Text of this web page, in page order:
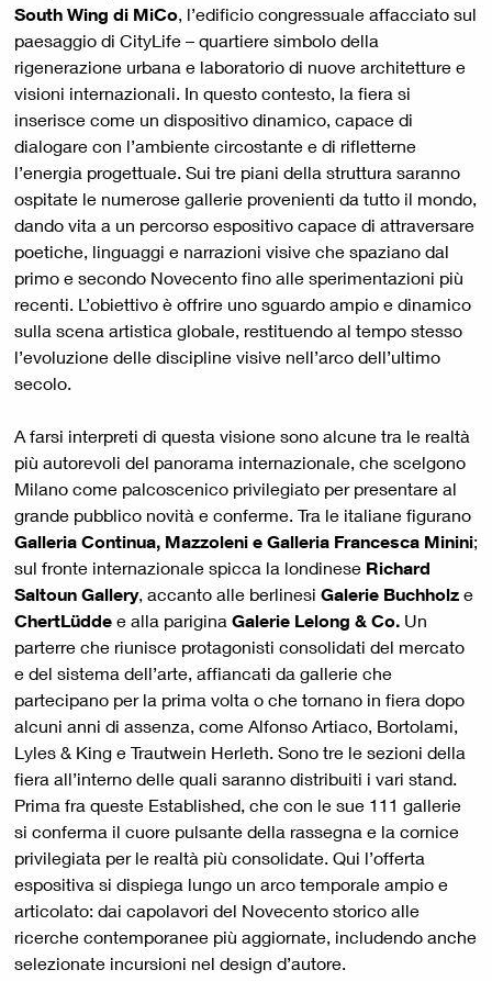
South Wing di MiCo, l’edificio congressuale affacciato sul
paesaggio di CityLife – quartiere simbolo della
rigenerazione urbana e laboratorio di nuove architetture e
visioni internazionali. In questo contesto, la fiera si
inserisce come un dispositivo dinamico, capace di
dialogare con l’ambiente circostante e di rifletterne
l’energia progettuale. Sui tre piani della struttura saranno
ospitate le numerose gallerie provenienti da tutto il mondo,
dando vita a un percorso espositivo capace di attraversare
poetiche, linguaggi e narrazioni visive che spaziano dal
primo e secondo Novecento fino alle sperimentazioni più
recenti. L’obiettivo è offrire uno sguardo ampio e dinamico
sulla scena artistica globale, restituendo al tempo stesso
l’evoluzione delle discipline visive nell’arco dell’ultimo
secolo.
A farsi interpreti di questa visione sono alcune tra le realtà
più autorevoli del panorama internazionale, che scelgono
Milano come palcoscenico privilegiato per presentare al
grande pubblico novità e conferme. Tra le italiane figurano
Galleria Continua, Mazzoleni e Galleria Francesca Minini;
sul fronte internazionale spicca la londinese Richard
Saltoun Gallery, accanto alle berlinesi Galerie Buchholz e
ChertLüdde e alla parigina Galerie Lelong & Co. Un
parterre che riunisce protagonisti consolidati del mercato
e del sistema dell’arte, affiancati da gallerie che
partecipano per la prima volta o che tornano in fiera dopo
alcuni anni di assenza, come Alfonso Artiaco, Bortolami,
Lyles & King e Trautwein Herleth. Sono tre le sezioni della
fiera all’interno delle quali saranno distribuiti i vari stand.
Prima fra queste Established, che con le sue 111 gallerie
si conferma il cuore pulsante della rassegna e la cornice
privilegiata per le realtà più consolidate. Qui l’offerta
espositiva si dispiega lungo un arco temporale ampio e
articolato: dai capolavori del Novecento storico alle
ricerche contemporanee più aggiornate, includendo anche
selezionate incursioni nel design d’autore.